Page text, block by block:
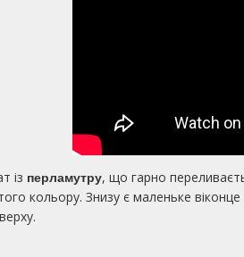
із перламутру, що гарно
кольору. Знизу є маленьке